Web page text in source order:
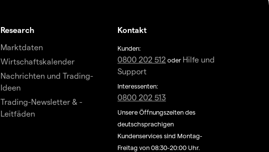
Research
Marktdaten
Wirtschaftskalender
Nachrichten und Trading-
Ideen
Trading-Newsletter & -
Leitfäden
Kontakt
Kunden:
0800 202 512 oder Hilfe und
Support
Interessenten:
0800 202 513
Unsere Öffnungszeiten des
deutschsprachigen
Kundenservices sind Montag-
Freitag von 08:30-20:00 Uhr.